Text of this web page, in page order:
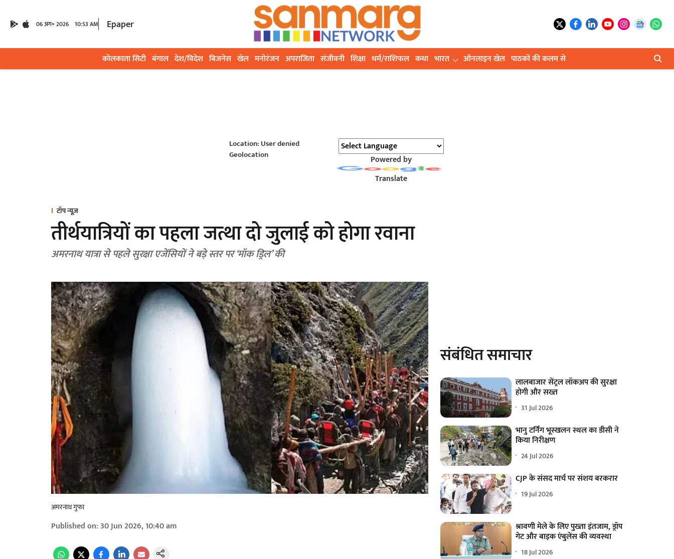
06 अग॰ 2026 10:53 AM Epaper
कोलकाता सिटी बंगाल देश/विदेश बिजनेस खेल मनोरंजन अपराजिता संजीवनी शिक्षा धर्म/राशिफल कथा भारत ऑनलाइन खेल पाठकों की कलम से
Location: User denied
Geolocation
Powered by
Translate
टॉप न्यूज़
तीर्थयात्रियों का पहला जत्था दो जुलाई को होगा रवाना
अमरनाथ यात्रा से पहले सुरक्षा एजेंसियों ने बड़े स्तर पर ‘मॉक ड्रिल’ की
अमरनाथ गुफा
Published on:30 Jun 2026, 10:40 am
संबंधित समाचार
लालबाजार सेंट्रल लॉकअप की सुरक्षा
होगी और सख्त
31 Jul 2026
भानु टर्निंग भूस्खलन स्थल का डीसी ने
किया निरीक्षण
24 Jul 2026
CJP के संसद मार्च पर संशय बरकरार
19 Jul 2026
श्रावणी मेले के लिए पुख्ता इंतजाम, ड्रॉप
गेट और बाइक एंबुलेंस की व्यवस्था
18 Jul 2026